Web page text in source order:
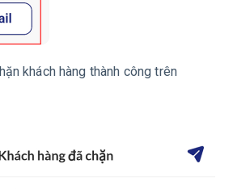
khách hàng thành công trên